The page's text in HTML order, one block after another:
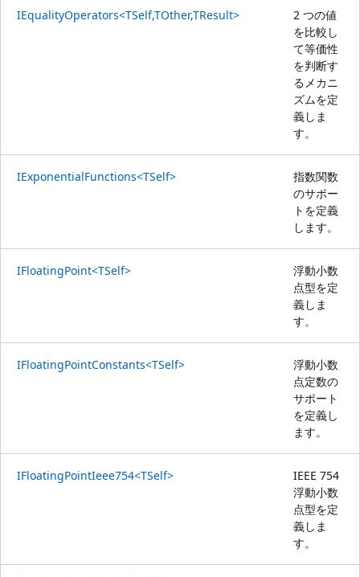
IEqualityOperators<TSelf,TOther,TResult>
2 つの値
を比較し
て等価性
を判断す
るメカニ
ズムを定
義しま
す。
IExponentialFunctions<TSelf>
指数関数
のサポー
トを定義
します。
IFloatingPoint<TSelf>
浮動小数
点型を定
義しま
す。
IFloatingPointConstants<TSelf>
浮動小数
点定数の
サポート
を定義し
ます。
IFloatingPointIeee754<TSelf>
IEEE 754
浮動小数
点型を定
義しま
す。